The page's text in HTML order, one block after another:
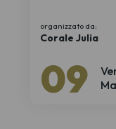
09
organizzato da:
Corale Julia